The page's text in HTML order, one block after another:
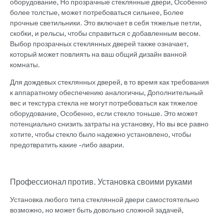
оборудование, Но прозрачные стеклянные двери, Особенно
более толстые, может потребоваться сильнее, Более
прочные светильники. Это включает в себя тяжелые петли,
скобки, и рельсы, чтобы справиться с добавленным весом.
Выбор прозрачных стеклянных дверей также означает,
который может повлиять на ваш общий дизайн ванной
комнаты.
Для дождевых стеклянных дверей, в то время как требования
к аппаратному обеспечению аналогичны, Дополнительный
вес и текстура стекла не могут потребоваться как тяжелое
оборудование, Особенно, если стекло тоньше. Это может
потенциально снизить затраты на установку, Но вы все равно
хотите, чтобы стекло было надежно установлено, чтобы
предотвратить какие -либо аварии.
Профессионал против. Установка своими руками
Установка любого типа стеклянной двери самостоятельно
возможно, но может быть довольно сложной задачей,